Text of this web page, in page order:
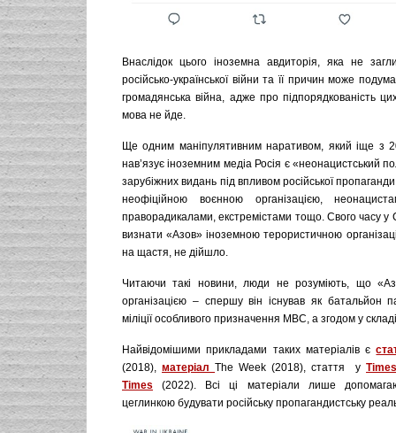
Внаслідок цього іноземна авдиторія, яка не
російсько-української війни та її причин може
громадянська війна, адже про підпорядкованість
мова не йде.
Ще одним маніпулятивним наративом, який іще з
нав’язує іноземним медіа Росія є «неонацистський
зарубіжних видань під впливом російської
неофіційною воєнною організацією,
праворадикалами, екстремістами тощо. Свого часу у
визнати «Азов» іноземною терористичною
на щастя, не дійшло.
Читаючи такі новини, люди не розуміють, що
організацією – спершу він існував як батальйон
міліції особливого призначення МВС, а згодом у
Найвідомішими прикладами таких матеріалів є
(2018), матеріал The Week (2018), стаття у Times
Times (2022). Всі ці матеріали лише
цеглинкою будувати російську пропагандистську